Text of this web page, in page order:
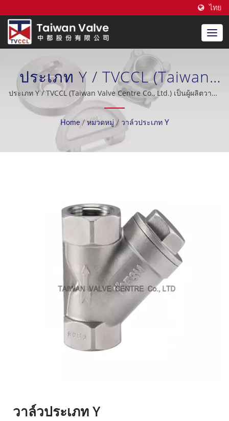
ไทย
ประเภท Y / TVCCL (Taiwan
Valve Centre Co., Ltd.) เป็นผู้
ผลิตวาล์วตรวจสอบแบบเพลา
คู่มืออาชีพในประเทศไต้หวัน
ประเภท Y / TVCCL (Taiwan Valve Centre Co., Ltd.) เป็นผู้ผลิตวาล์ว
ตรวจสอบแบบเพลาคู่มืออาชีพในประเทศไต้หวัน
Home / หมวดหมู่ / วาล์วประเภท Y
วาล์วประเภท Y